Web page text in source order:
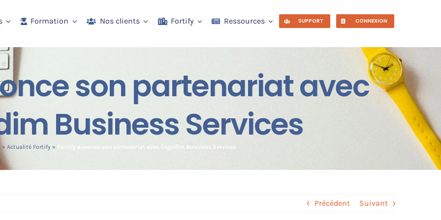
Formation Nos clients Fortify Ressources SUPPORT CONNEXION
son partenariat avec
Business Services
» Actualité Fortify » Fortify annonce son partenariat avec Cegedim Business Services
Précédent Suivant